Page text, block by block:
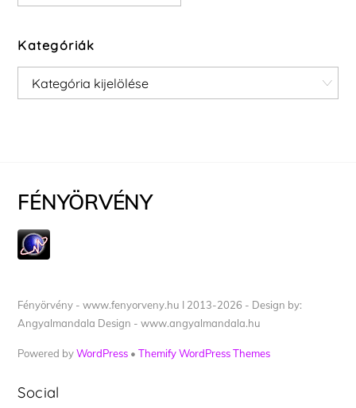
Kategóriák
Kategóriák
FÉNYÖRVÉNY
Fényörvény - www.fenyorveny.hu I 2013-2026 - Design by:
Angyalmandala Design - www.angyalmandala.hu
Powered byWordPress •Themify WordPress Themes
Social